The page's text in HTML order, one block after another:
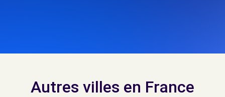
Autres villes en France